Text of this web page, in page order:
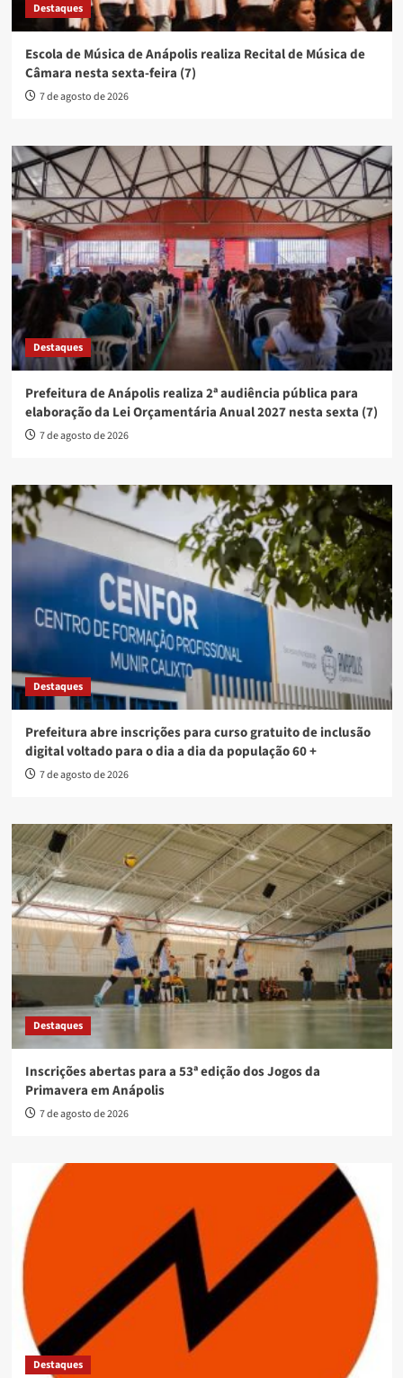
Destaques
Escola de Música de Anápolis realiza Recital de Música de
Câmara nesta sexta-feira (7)
7 de agosto de 2026
Destaques
Prefeitura de Anápolis realiza 2ª audiência pública para
elaboração da Lei Orçamentária Anual 2027 nesta sexta (7)
7 de agosto de 2026
Destaques
Prefeitura abre inscrições para curso gratuito de inclusão
digital voltado para o dia a dia da população 60 +
7 de agosto de 2026
Destaques
Inscrições abertas para a 53ª edição dos Jogos da
Primavera em Anápolis
7 de agosto de 2026
Destaques